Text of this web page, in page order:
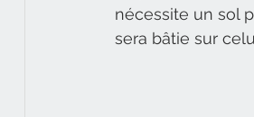
nécessite un sol
sera bâtie sur